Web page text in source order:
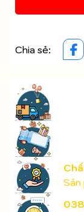
Chia sẻ:
Sản